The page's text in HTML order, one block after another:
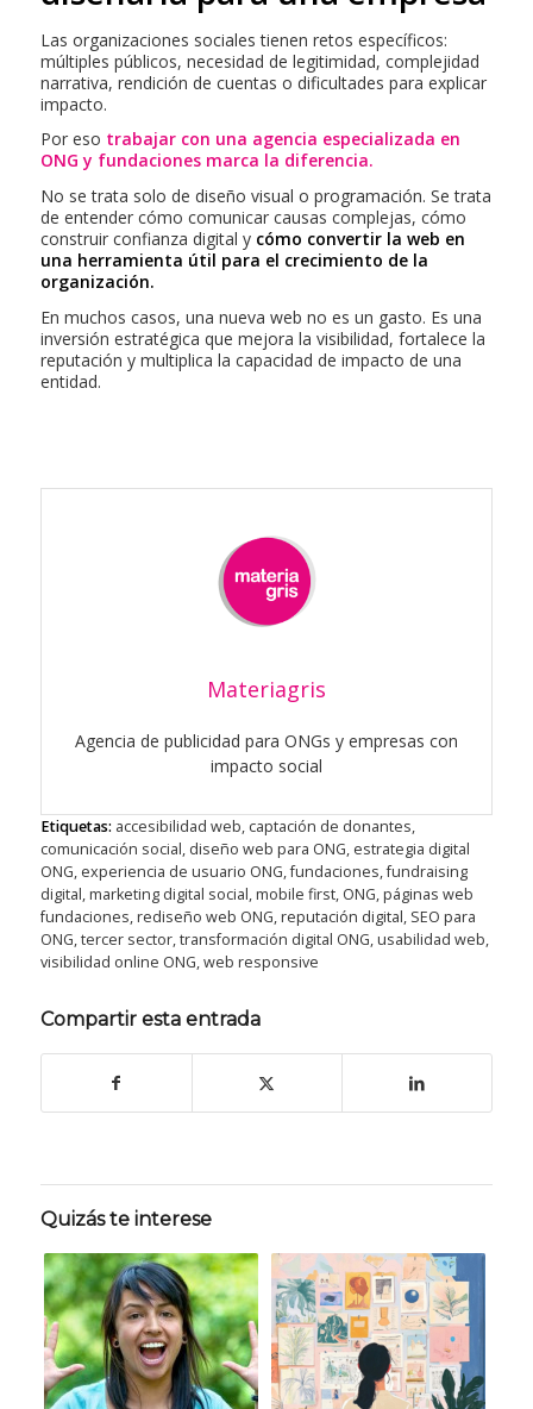
Las organizaciones sociales tienen retos específicos:
múltiples públicos, necesidad de legitimidad, complejidad
narrativa, rendición de cuentas o dificultades para explicar
impacto.
Por eso trabajar con una agencia especializada en
ONG y fundaciones marca la diferencia.
No se trata solo de diseño visual o programación. Se trata
de entender cómo comunicar causas complejas, cómo
construir confianza digital y cómo convertir la web en
una herramienta útil para el crecimiento de la
organización.
En muchos casos, una nueva web no es un gasto. Es una
inversión estratégica que mejora la visibilidad, fortalece la
reputación y multiplica la capacidad de impacto de una
entidad.
Materiagris
Agencia de publicidad para ONGs y empresas con
impacto social
Etiquetas: accesibilidad web, captación de donantes,
comunicación social, diseño web para ONG, estrategia digital
ONG, experiencia de usuario ONG,fundaciones,fundraising
digital,marketing digital social,mobile first, ONG,páginas web
fundaciones,rediseño web ONG,reputación digital, SEO para
ONG,tercer sector,transformación digital ONG,usabilidad web,
visibilidad online ONG,web responsive
Compartir esta entrada
Quizás te interese